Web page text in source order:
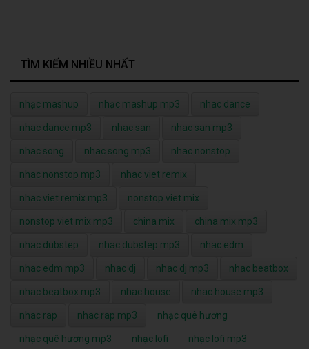
TÌM KIẾM NHIỀU NHẤT
nhạc mashup nhạc mashup mp3 nhac dance
nhac dance mp3 nhac san nhac san mp3
nhac song nhac song mp3 nhac nonstop
nhac nonstop mp3 nhac viet remix
nhac viet remix mp3 nonstop viet mix
nonstop viet mix mp3 china mix china mix mp3
nhac dubstep nhac dubstep mp3 nhac edm
nhac edm mp3 nhac dj nhac dj mp3 nhac beatbox
nhac beatbox mp3 nhac house nhac house mp3
nhac rap nhac rap mp3 nhạc quê hương
nhạc quê hương mp3 nhạc lofi nhạc lofi mp3